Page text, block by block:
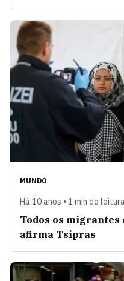
MUNDO
Há 10 anos • 1 min de
Todos os
afirma Tsipras